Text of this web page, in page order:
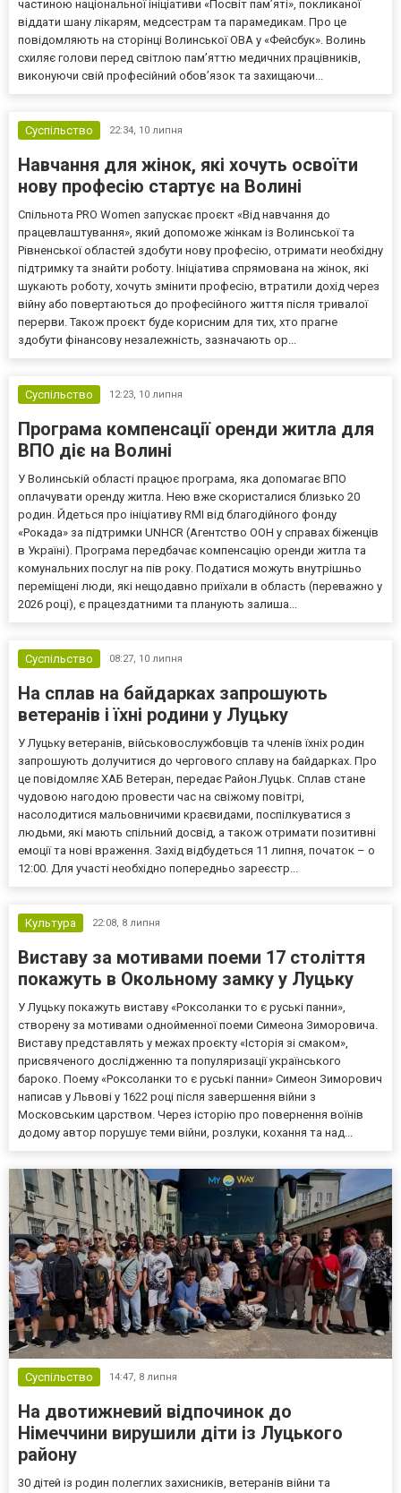
частиною національної ініціативи «Посвіт пам’яті», покликаної
віддати шану лікарям, медсестрам та парамедикам. Про це
повідомляють на сторінці Волинської ОВА у «Фейсбук». Волинь
схиляє голови перед світлою пам’яттю медичних працівників,
виконуючи свій професійний обов’язок та захищаючи...
Суспільство 22:34, 10 липня
Навчання для жінок, які хочуть освоїти
нову професію стартує на Волині
Спільнота PRO Women запускає проєкт «Від навчання до
працевлаштування», який допоможе жінкам із Волинської та
Рівненської областей здобути нову професію, отримати необхідну
підтримку та знайти роботу. Ініціатива спрямована на жінок, які
шукають роботу, хочуть змінити професію, втратили дохід через
війну або повертаються до професійного життя після тривалої
перерви. Також проєкт буде корисним для тих, хто прагне
здобути фінансову незалежність, зазначають ор...
Суспільство 12:23, 10 липня
Програма компенсації оренди житла для
ВПО діє на Волині
У Волинській області працює програма, яка допомагає ВПО
оплачувати оренду житла. Нею вже скористалися близько 20
родин. Йдеться про ініціативу RMI від благодійного фонду
«Рокада» за підтримки UNHCR (Агентство ООН у справах біженців
в Україні). Програма передбачає компенсацію оренди житла та
комунальних послуг на пів року. Податися можуть внутрішньо
переміщені люди, які нещодавно приїхали в область (переважно у
2026 році), є працездатними та планують залиша...
Суспільство 08:27, 10 липня
На сплав на байдарках запрошують
ветеранів і їхні родини у Луцьку
У Луцьку ветеранів, військовослужбовців та членів їхніх родин
запрошують долучитися до чергового сплаву на байдарках. Про
це повідомляє ХАБ Ветеран, передає Район.Луцьк. Сплав стане
чудовою нагодою провести час на свіжому повітрі,
насолодитися мальовничими краєвидами, поспілкуватися з
людьми, які мають спільний досвід, а також отримати позитивні
емоції та нові враження. Захід відбудеться 11 липня, початок – о
12:00. Для участі необхідно попередньо зареєстр...
Культура 22:08, 8 липня
Виставу за мотивами поеми 17 століття
покажуть в Окольному замку у Луцьку
У Луцьку покажуть виставу «Роксоланки то є руські панни»,
створену за мотивами однойменної поеми Симеона Зиморовича.
Виставу представлять у межах проєкту «Історія зі смаком»,
присвяченого дослідженню та популяризації українського
бароко. Поему «Роксоланки то є руські панни» Симеон Зиморович
написав у Львові у 1622 році після завершення війни з
Московським царством. Через історію про повернення воїнів
додому автор порушує теми війни, розлуки, кохання та над...
Суспільство 14:47, 8 липня
На двотижневий відпочинок до
Німеччини вирушили діти із Луцького
району
30 дітей із родин полеглих захисників, ветеранів війни та